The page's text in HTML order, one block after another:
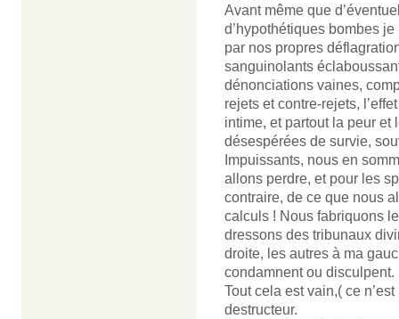
Avant même que
d’hypothétiques bombes
par nos propres
sanguinolants
dénonciations vaines,
rejets et contre-rejets,
intime, et partout la peur et
désespérées de survie,
Impuissants, nous en
allons perdre, et pour les
contraire, de ce que nous
calculs ! Nous fabriquons
dressons des tribunaux
droite, les autres à ma
condamnent ou disculpent.
Tout cela est vain,( ce
destructeur.